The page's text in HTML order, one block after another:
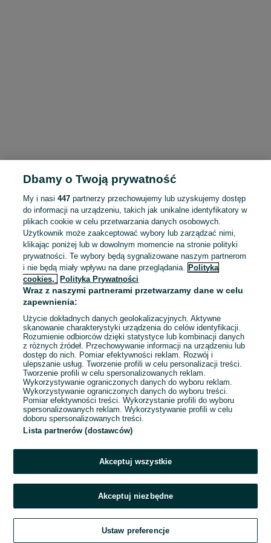
To ogłoszenie nie jest już dostępne
Przejdź na stronę główną
Dbamy o Twoją prywatność
My i nasi447 partnerzy przechowujemy lub uzyskujemy dostęp
do informacji na urządzeniu, takich jak unikalne identyfikatory w
plikach cookie w celu przetwarzania danych osobowych.
Użytkownik może zaakceptować wybory lub zarządzać nimi,
klikając poniżej lub w dowolnym momencie na stronie polityki
prywatności. Te wybory będą sygnalizowane naszym partnerom
i nie będą miały wpływu na dane przeglądania. Polityka
cookies,
Polityka Prywatności
Wraz z naszymi partnerami przetwarzamy dane w celu
zapewnienia:
Użycie dokładnych danych geolokalizacyjnych. Aktywne
skanowanie charakterystyki urządzenia do celów identyfikacji.
Rozumienie odbiorców dzięki statystyce lub kombinacji danych
z różnych źródeł. Przechowywanie informacji na urządzeniu lub
dostęp do nich. Pomiar efektywności reklam. Rozwój i
ulepszanie usług. Tworzenie profili w celu personalizacji treści.
Tworzenie profili w celu spersonalizowanych reklam.
Wykorzystywanie ograniczonych danych do wyboru reklam.
Wykorzystywanie ograniczonych danych do wyboru treści.
Pomiar efektywności treści. Wykorzystanie profili do wyboru
spersonalizowanych reklam. Wykorzystywanie profili w celu
doboru spersonalizowanych treści.
Lista partnerów (dostawców)
Akceptuj wszystkie
Akceptuj niezbędne
Ustaw preferencje